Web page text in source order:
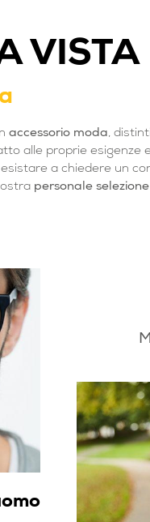
VISTA
accessorio moda,
alle proprie esigenze
a chiedere un
personale